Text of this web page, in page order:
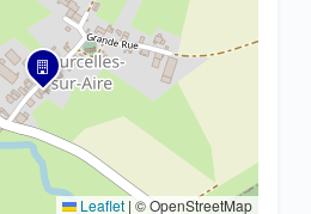
Leaflet | © OpenStreetMap